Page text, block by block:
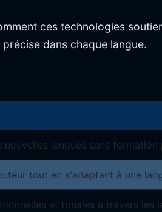
ces technologies
dans chaque langue.
nouvelles langues sans formation
tout en s'adaptant à une
et tonales à travers les